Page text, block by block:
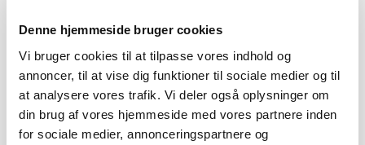
Denne hjemmeside bruger cookies
Vi bruger cookies til at tilpasse vores indhold og
annoncer, til at vise dig funktioner til sociale medier og til
at analysere vores trafik. Vi deler også oplysninger om
din brug af vores hjemmeside med vores partnere inden
for sociale medier, annonceringspartnere og
LÆS MERE